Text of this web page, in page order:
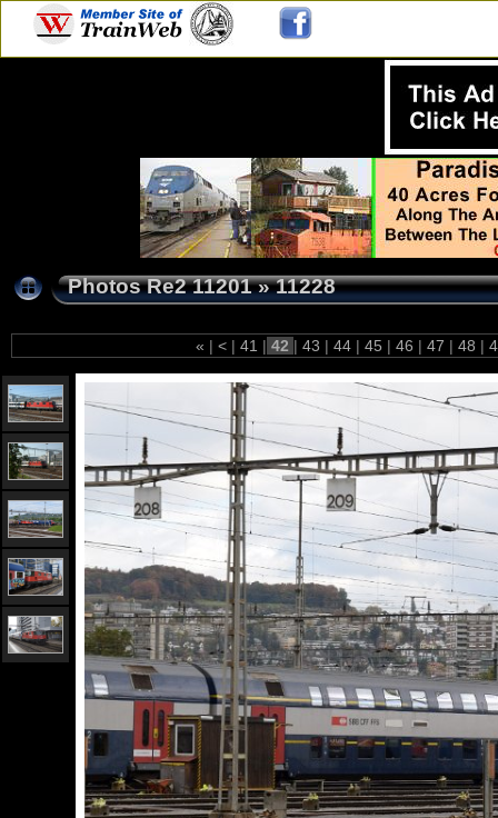
Photos Re2 11201»11228
« | < | 41 | 42 | 43 | 44 | 45 | 46 | 47 | 48 |